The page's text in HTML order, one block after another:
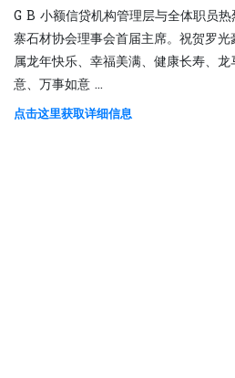
G B 小额信贷机构管理层与全体职员
寨石材协会理事会首届主席。祝贺罗
属龙年快乐、幸福美满、健康长寿、
意、万事如意 ...
点击这里获取详细信息